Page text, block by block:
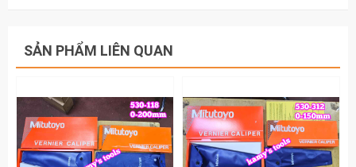
SẢN PHẨM LIÊN QUAN